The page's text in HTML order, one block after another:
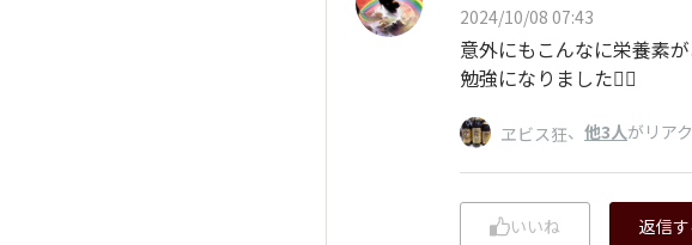
2024/10/08 07:43
意外にもこんなに栄養素
勉強になりました🙇‍♂️
ヱビス狂、 他3人がリア
いいね 返信す